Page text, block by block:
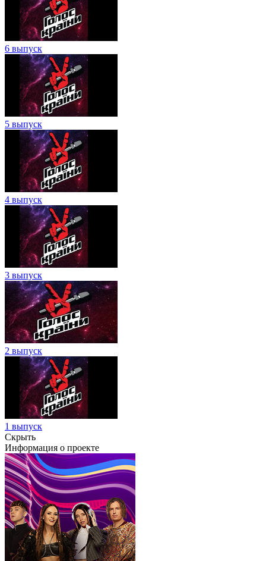
6 выпуск
5 выпуск
4 выпуск
3 выпуск
2 выпуск
1 выпуск
Скрыть
Информация о проекте